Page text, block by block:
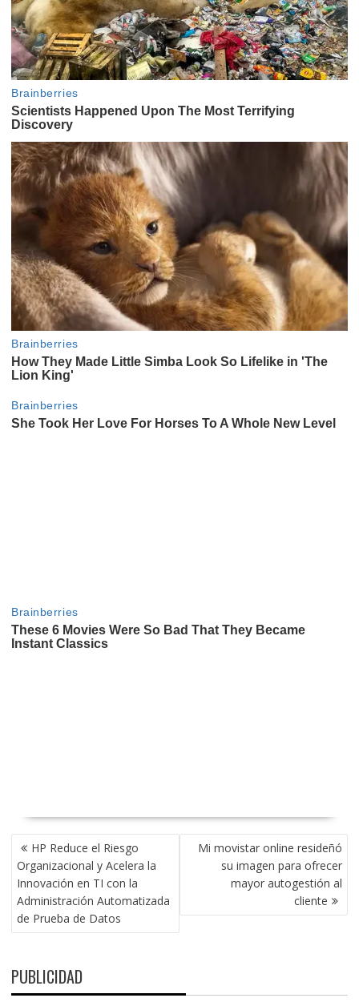
NAVEGACIÓN
DE
ENTRADAS
HP Reduce el Riesgo
Organizacional y Acelera la
Innovación en TI con la
Administración Automatizada
de Prueba de Datos
Mi movistar online resideñó
su imagen para ofrecer
mayor autogestión al
cliente
PUBLICIDAD